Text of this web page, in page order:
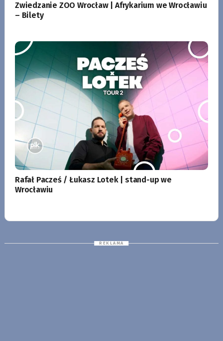
Zwiedzanie ZOO Wrocław | Afrykarium we Wrocławiu
– Bilety
Rafał Pacześ / Łukasz Lotek | stand-up we
Wrocławiu